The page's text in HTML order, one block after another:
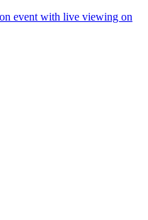
event with live viewing on